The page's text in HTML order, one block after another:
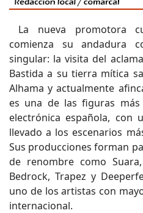
La nueva promotora
comienza su andadura
singular: la visita del
Bastida a su tierra mítica
Alhama y actualmente
es una de las figuras más
electrónica española, con
llevado a los escenarios
Sus producciones forman
de renombre como
Bedrock, Trapez y
uno de los artistas con
internacional.